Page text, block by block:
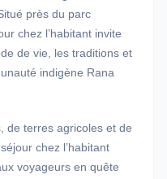
près du parc
chez l’habitant invite
de vie, les traditions et
indigène Rana
de terres agricoles et de
chez l’habitant
voyageurs en quête